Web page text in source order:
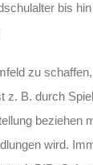
bis
zu
z. B. durch
beziehen
wird.